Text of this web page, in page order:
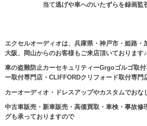
当て逃げや車へのいたずらを録画監
エクセルオーディオは、兵庫県・神戸市・姫路・
大阪、岡山からのお客様もご来店頂いております♪
車の盗難防止カーセキュリティーGrgoゴルゴ取
ー取付専門店・CLIFFORDクリフォード取付専門
カーオーディオ・ドレスアップやカスタムでおな
中古車販売・新車販売・高価買取・車検・事故修
グも承っておりますので